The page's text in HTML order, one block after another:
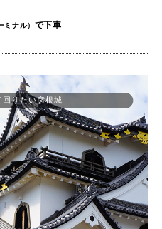
ミナル） で下車
回りたい彦根城